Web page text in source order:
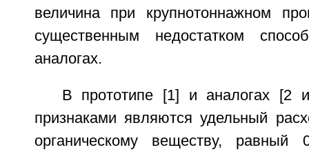
величина при крупнотоннажном
существенным недостатком
аналогах.
В прототипе [1] и аналогах [2
признаками являются удельный
органическому веществу, равный